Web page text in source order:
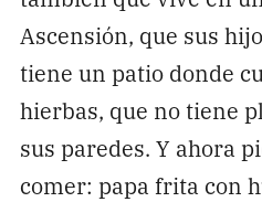
Ascensión, que sus
tiene un patio donde
hierbas, que no tiene
sus paredes. Y ahora
comer: papa frita con